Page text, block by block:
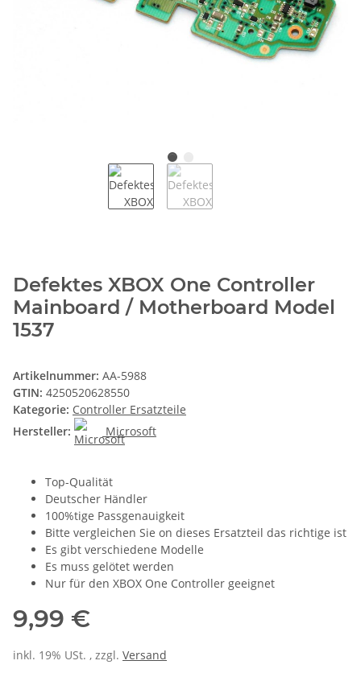
Defektes XBOX One Controller
Mainboard / Motherboard Model
1537
Artikelnummer: AA-5988
GTIN: 4250520628550
Kategorie: Controller Ersatzteile
Hersteller:
Microsoft
Top-Qualität
Deutscher Händler
100%tige Passgenauigkeit
Bitte vergleichen Sie on dieses Ersatzteil das richtige ist
Es gibt verschiedene Modelle
Es muss gelötet werden
Nur für den XBOX One Controller geeignet
9,99 €
inkl. 19% USt. , zzgl. Versand